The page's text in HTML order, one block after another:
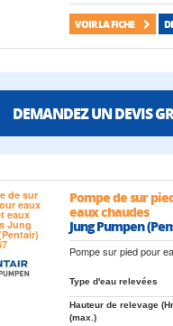
VOIR LA FICHE
DEMANDEZ UN DEVIS
Pompe de sur
eaux chaudes
Jung Pumpen
Pompe sur pied pour
Type d'eau relevées
Hauteur de relevage
(max.)